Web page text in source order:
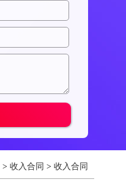
> 收入合同 > 收入合同